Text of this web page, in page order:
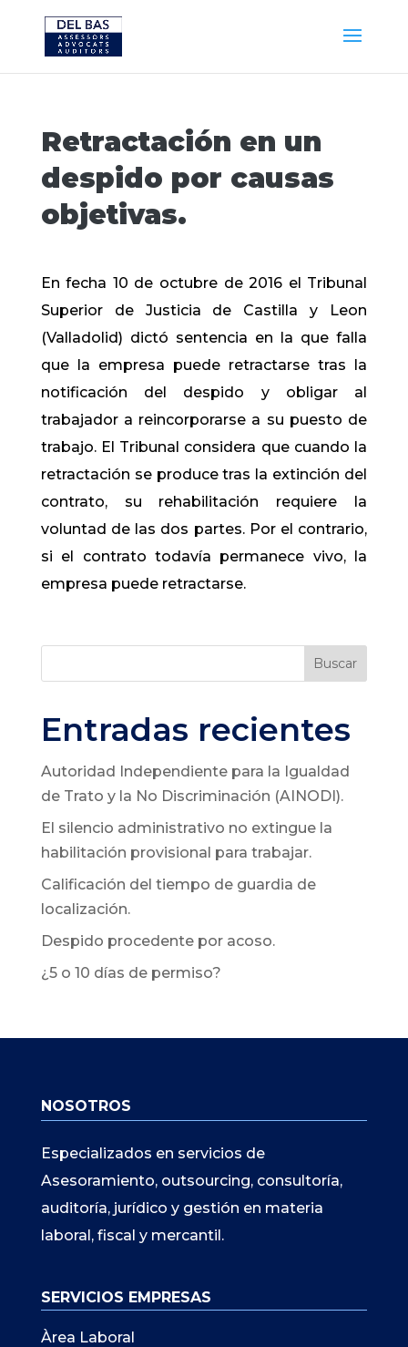
Retractación en un
despido por causas
objetivas.
En fecha 10 de octubre de 2016 el Tribunal
Superior de Justicia de Castilla y Leon
(Valladolid) dictó sentencia en la que falla
que la empresa puede retractarse tras la
notificación del despido y obligar al
trabajador a reincorporarse a su puesto de
trabajo. El Tribunal considera que cuando la
retractación se produce tras la extinción del
contrato, su rehabilitación requiere la
voluntad de las dos partes. Por el contrario,
si el contrato todavía permanece vivo, la
empresa puede retractarse.
Buscar
Entradas recientes
Autoridad Independiente para la Igualdad
de Trato y la No Discriminación (AINODI).
El silencio administrativo no extingue la
habilitación provisional para trabajar.
Calificación del tiempo de guardia de
localización.
Despido procedente por acoso.
¿5 o 10 días de permiso?
NOSOTROS
Especializados en servicios de
Asesoramiento, outsourcing, consultoría,
auditoría, jurídico y gestión en materia
laboral, fiscal y mercantil.
SERVICIOS EMPRESAS
Àrea Laboral